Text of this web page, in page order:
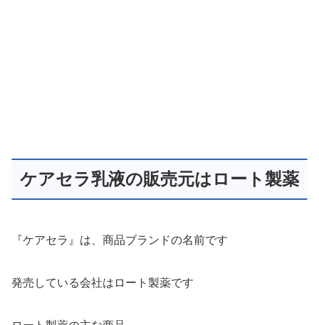
ケアセラ乳液の販売元はロート製薬
『ケアセラ』は、商品ブランドの名前です
発売している会社はロート製薬です